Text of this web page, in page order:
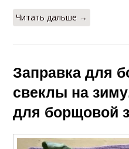
Читать дальше →
Заправка для
свеклы на
для борщовой